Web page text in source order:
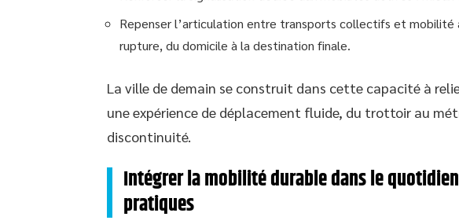
Repenser l’articulation entre transports collectifs et mobilité
rupture, du domicile à la destination finale.
La ville de demain se construit dans cette capacité à
une expérience de déplacement fluide, du trottoir au
discontinuité.
Intégrer la mobilité durable dans le
pratiques